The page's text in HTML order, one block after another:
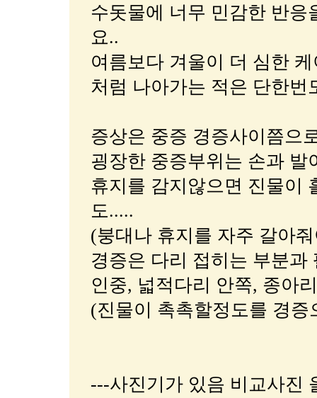
수돗물에 너무 민감한 반
요..
여름보다 겨울이 더 심한
처럼 나아가는 적은 단한번
증상은 중증 경증사이쯤으
굉장한 중증부위는 손과
휴지를 감지않으면 진물이
도.....
(붕대나 휴지를 자주 갈아
경증은 다리 접히는 부분
인중, 넓적다리 안쪽, 종아
(진물이 촉촉할정도를 경증
---사진기가 있음 비교사진